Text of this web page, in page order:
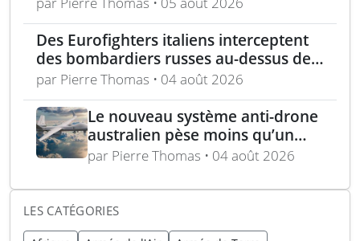
dans l’Arctique
Des Eurofighters italiens interceptent
des bombardiers russes au-dessus de
la mer Baltique
par Pierre Thomas • 04 août 2026
Le nouveau système anti-drone
australien pèse moins qu’un
fusil et se tient d’une main
par Pierre Thomas • 04 août 2026
LES CATÉGORIES